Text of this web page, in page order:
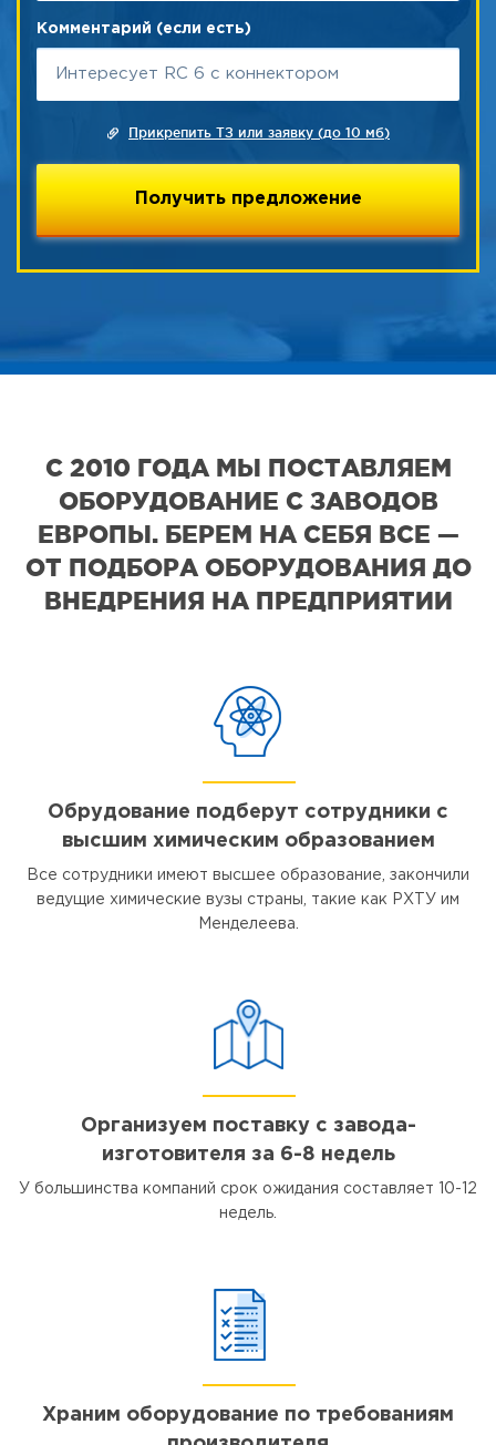
Комментарий (если есть)
Прикрепить ТЗ или заявку (до 10 мб)
С 2010 ГОДА МЫ ПОСТАВЛЯЕМ
ОБОРУДОВАНИЕ С ЗАВОДОВ
ЕВРОПЫ. БЕРЕМ НА СЕБЯ ВСЕ —
ОТ ПОДБОРА ОБОРУДОВАНИЯ ДО
ВНЕДРЕНИЯ НА ПРЕДПРИЯТИИ
Обрудование подберут сотрудники с
высшим химическим образованием
Все сотрудники имеют высшее образование, закончили
ведущие химические вузы страны, такие как РХТУ им
Менделеева.
Организуем поставку с завода-
изготовителя за 6-8 недель
У большинства компаний срок ожидания составляет 10-12
недель.
Храним оборудование по требованиям